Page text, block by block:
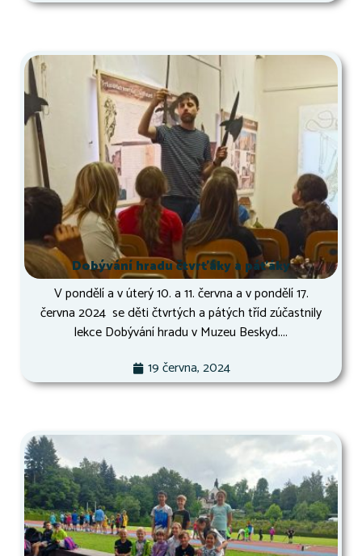
Dobývání hradu čtvrťáky a páťáky
V pondělí a v úterý 10. a 11. června a v pondělí 17.
června 2024 se děti čtvrtých a pátých tříd zúčastnily
lekce Dobývání hradu v Muzeu Beskyd....
19 června, 2024